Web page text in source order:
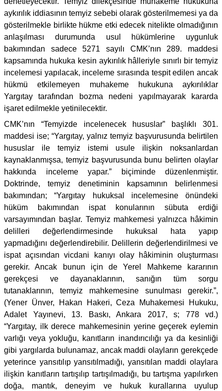
aykırılık iddiasının temyiz sebebi olarak gösterilmemesi ya da
gösterilmekle birlikte hükme etki edecek nitelikte olmadığının
anlaşılması durumunda usul hükümlerine uygunluk
bakımından sadece 5271 sayılı CMK’nın 289. maddesi
kapsamında hukuka kesin aykırılık hâlleriyle sınırlı bir temyiz
incelemesi yapılacak, inceleme sırasında tespit edilen ancak
hükmü etkilemeyen muhakeme hukukuna aykırılıklar
Yargıtay tarafından bozma nedeni yapılmayarak kararda
işaret edilmekle yetinilecektir.
CMK’nın “Temyizde incelenecek hususlar” başlıklı 301.
maddesi ise; “Yargıtay, yalnız temyiz başvurusunda belirtilen
hususlar ile temyiz istemi usule ilişkin noksanlardan
kaynaklanmışsa, temyiz başvurusunda bunu belirten olaylar
hakkında inceleme yapar.” biçiminde düzenlenmiştir.
Doktrinde, temyiz denetiminin kapsamının belirlenmesi
bakımından; “Yargıtay hukuksal incelemesine önündeki
hüküm bakımından ispat konularının sübuta erdiği
varsayımından başlar. Temyiz mahkemesi yalnızca hâkimin
delilleri değerlendirmesinde hukuksal hata yapıp
yapmadığını değerlendirebilir. Delillerin değerlendirilmesi ve
ispat açısından vicdani kanıyı olay hâkiminin oluşturması
gerekir. Ancak bunun için de Yerel Mahkeme kararının
gerekçesi ve dayanaklarının, sanığın tüm sorgu
tutanaklarının, temyiz mahkemesine sunulması gerekir.”,
(Yener Ünver, Hakan Hakeri, Ceza Muhakemesi Hukuku,
Adalet Yayınevi, 13. Baskı, Ankara 2017, s; 778 vd.)
“Yargıtay, ilk derece mahkemesinin yerine geçerek eylemin
varlığı veya yokluğu, kanıtların inandırıcılığı ya da kesinliği
gibi yargılarda bulunamaz, ancak maddi olayların gerekçede
yeterince yansıtılıp yansıtılmadığı, yansıtılan maddi olaylara
ilişkin kanıtların tartışılıp tartışılmadığı, bu tartışma yapılırken
doğa, mantık, deneyim ve hukuk kurallarına uyulup